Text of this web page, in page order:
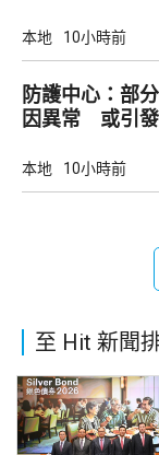
本地 10小時前
防護中心：部
因異常 或引
本地 10小時前
至 Hit 新聞